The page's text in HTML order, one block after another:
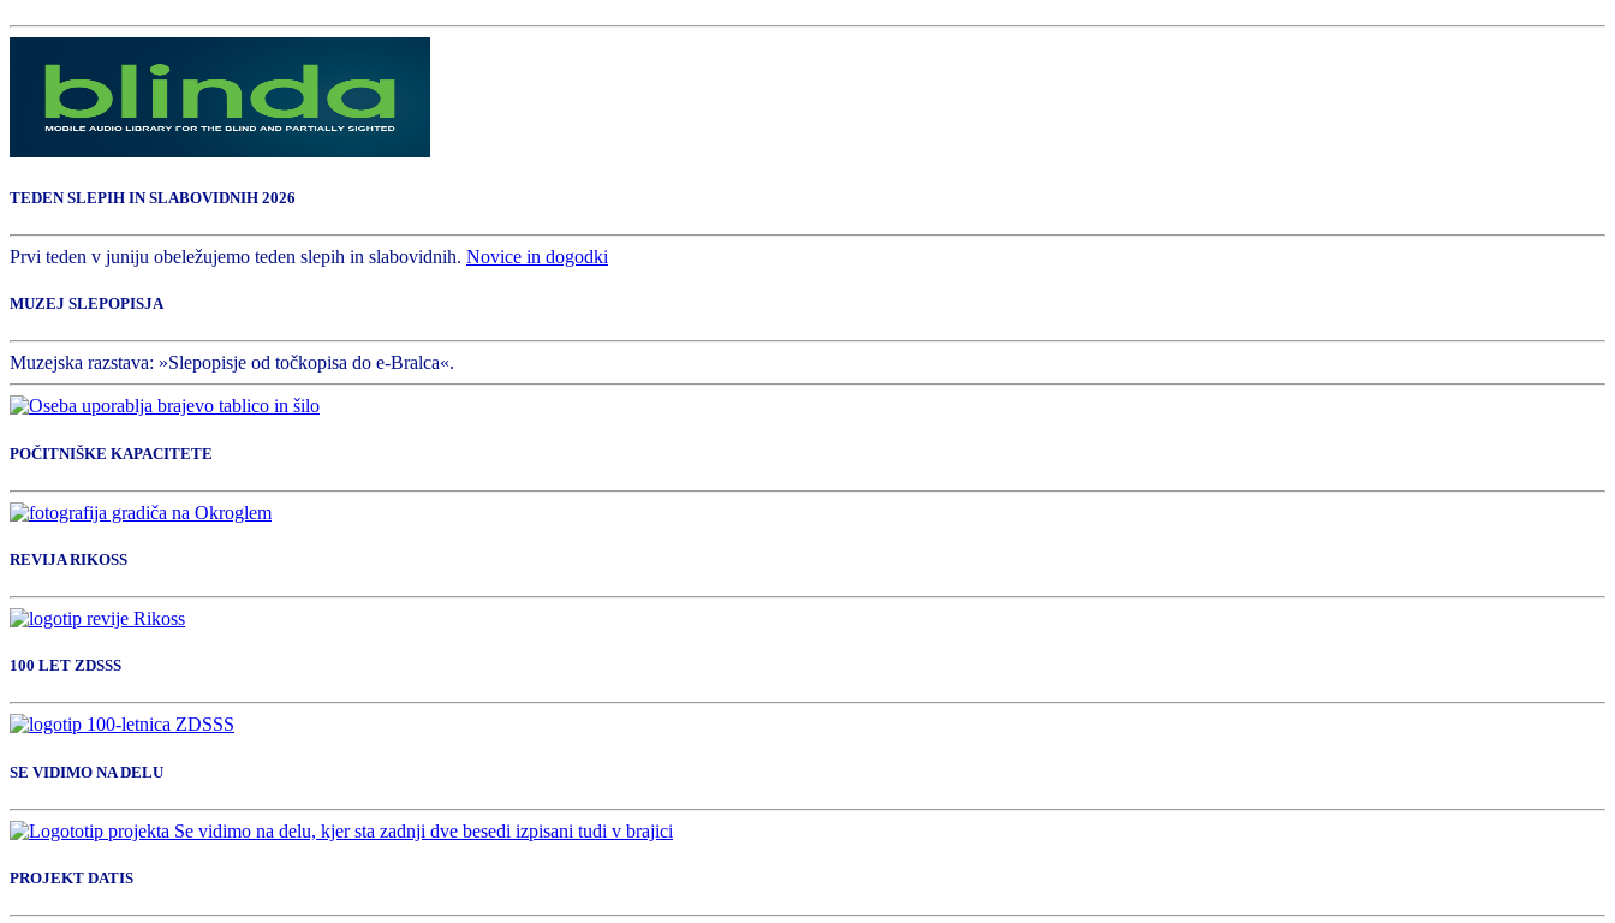
TEDEN SLEPIH IN SLABOVIDNIH 2026
Prvi teden v juniju obeležujemo teden slepih in slabovidnih. Novice in dogodki
MUZEJ SLEPOPISJA
Muzejska razstava: »Slepopisje od točkopisa do e-Bralca«.
POČITNIŠKE KAPACITETE
REVIJA RIKOSS
100 LET ZDSSS
SE VIDIMO NA DELU
PROJEKT DATIS